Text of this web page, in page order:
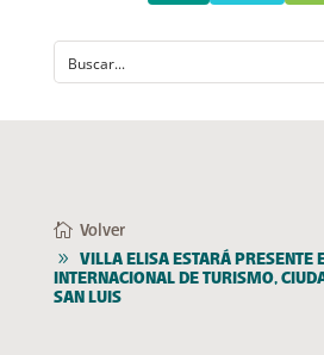
Volver
VILLA ELISA ESTARÁ PRESENTE
INTERNACIONAL DE TURISMO,
SAN LUIS